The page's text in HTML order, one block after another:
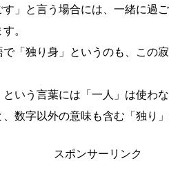
」と言う場合には、一緒に過
。
「独り身」というのも、この
いう言葉には「一人」は使わ
数字以外の意味も含む「独り
スポンサーリンク